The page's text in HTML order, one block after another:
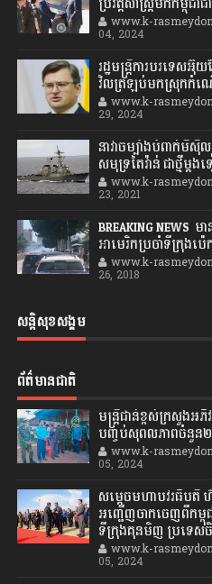
ប្រវត្តិសាស្រ្តមកកម្ពុជា
www.k-
04, 2024
រដ្ឋមន្ត្រីការបរទេសអ៊ុ
វិលត្រឡប់មកស្រុកកំណ
www.k-
29, 2024
នាវាចម្បាំងបំពាក់មីស៊ី
សមុទ្រតៃវ៉ាន់ ជាថ្មីម្ត
www.k-
23, 2021
BREAKING NEWS:
អាមេរិកប្រចាំទីក្រុងប៉េ
www.k-
26, 2018
សន្តិសុខសង្គម
ព័ត៌មានជាតិ
មន្ត្រីជាន់ខ្ពស់ក្រសួងអ
បញ្ចប់សុពលភាពចំនួន
www.k-
05, 2024
សម្តេចមហាបវរធិប
អញ្ជើញចាកចេញពីកម្
ទីក្រុងគុនមិញ ប្រទេស
www.k-
05, 2024